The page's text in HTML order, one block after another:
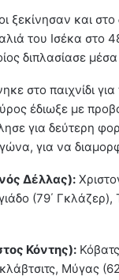
ξεκίνησαν και
του Ισέκα στο
διπλασίασε
στο παιχνίδι
έδιωξε με
για δεύτερη
για να
Δέλλας):
(79΄
Κόντης):
Μύγας